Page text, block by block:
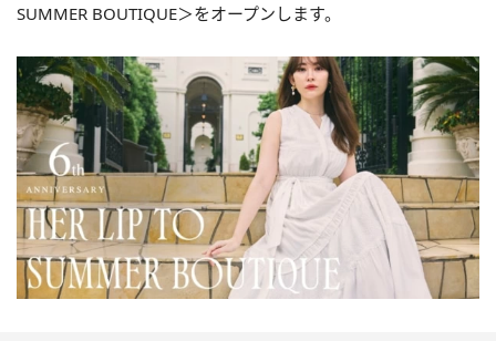
SUMMER BOUTIQUE＞をオープンします。